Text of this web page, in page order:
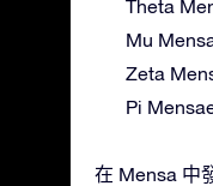
Theta
Mu
Zeta
Pi
在 Mensa 中